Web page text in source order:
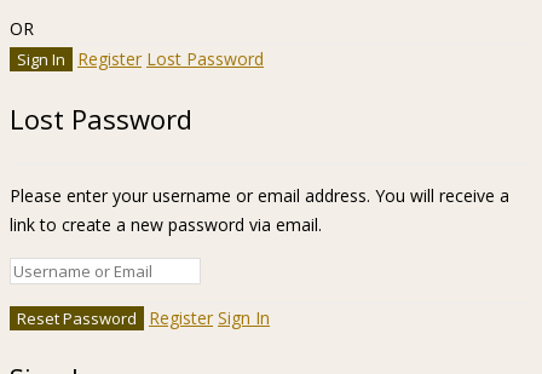
OR
Register Lost Password
Lost Password
Please enter your username or email address. You will receive a
link to create a new password via email.
Register Sign In